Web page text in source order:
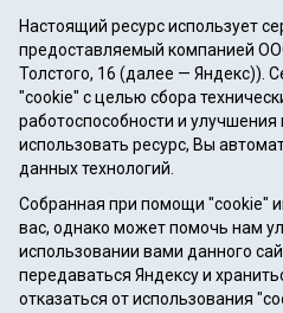
Настоящий ресурс использует
предоставляемый компанией
Толстого, 16 (далее — Яндекс)).
"cookie" с целью сбора
работоспособности и
использовать ресурс, Вы
данных технологий.
Собранная при помощи "cookie"
вас, однако может помочь нам
использовании вами данного
передаваться Яндексу и
отказаться от использования